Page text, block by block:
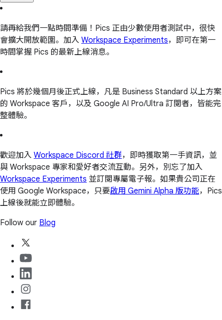
請再給我們一點時間準備！Pics 正由少數使用者測試中，很快
會擴大開放範圍。加入 Workspace Experiments，即可在第一
時間掌握 Pics 的最新上線消息。
Pics 將於幾個月後正式上線，凡是 Business Standard 以上方案
的 Workspace 客戶，以及 Google AI Pro/Ultra 訂閱者，皆能完
整體驗。
歡迎加入 Workspace Discord 社群，即時獲取第一手資訊，並
與 Workspace 專家和愛好者交流互動。另外，別忘了加入
Workspace Experiments 並訂閱專屬電子報。如果貴公司正在
使用 Google Workspace，只要啟用 Gemini Alpha 版功能，Pics
上線後就能立即體驗。
Follow our Blog